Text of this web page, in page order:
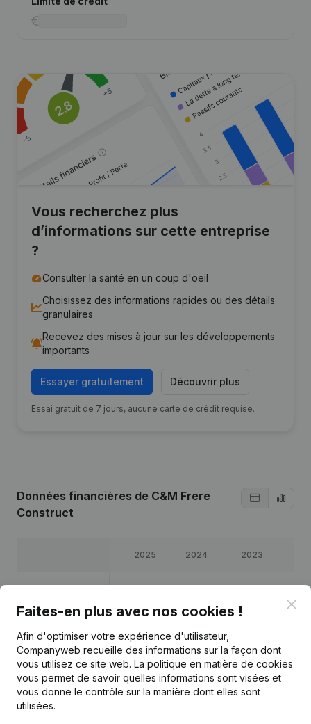
Vous recherchez plus
d’informations sur cette entreprise
?
Consulter la santé en un coup d'oeil
Choisissez des informations rapides ou des détails
granulaires
Recevez des mises à jour sur les développements
importants
Essayer gratuitement Découvrir plus
Essai gratuit de 7 jours, aucune carte de crédit requise.
Données financières de C&M Frere
Construct
2025 2024 2023
50
Marge brute € 118 403 €94 921 € 85 099 €
Faites-en plus avec nos cookies !
Afin d'optimiser votre expérience d'utilisateur,
Companyweb recueille des informations sur la façon dont
vous utilisez ce site web. La politique en matière de cookies
vous permet de savoir quelles informations sont visées et
vous donne le contrôle sur la manière dont elles sont
utilisées.